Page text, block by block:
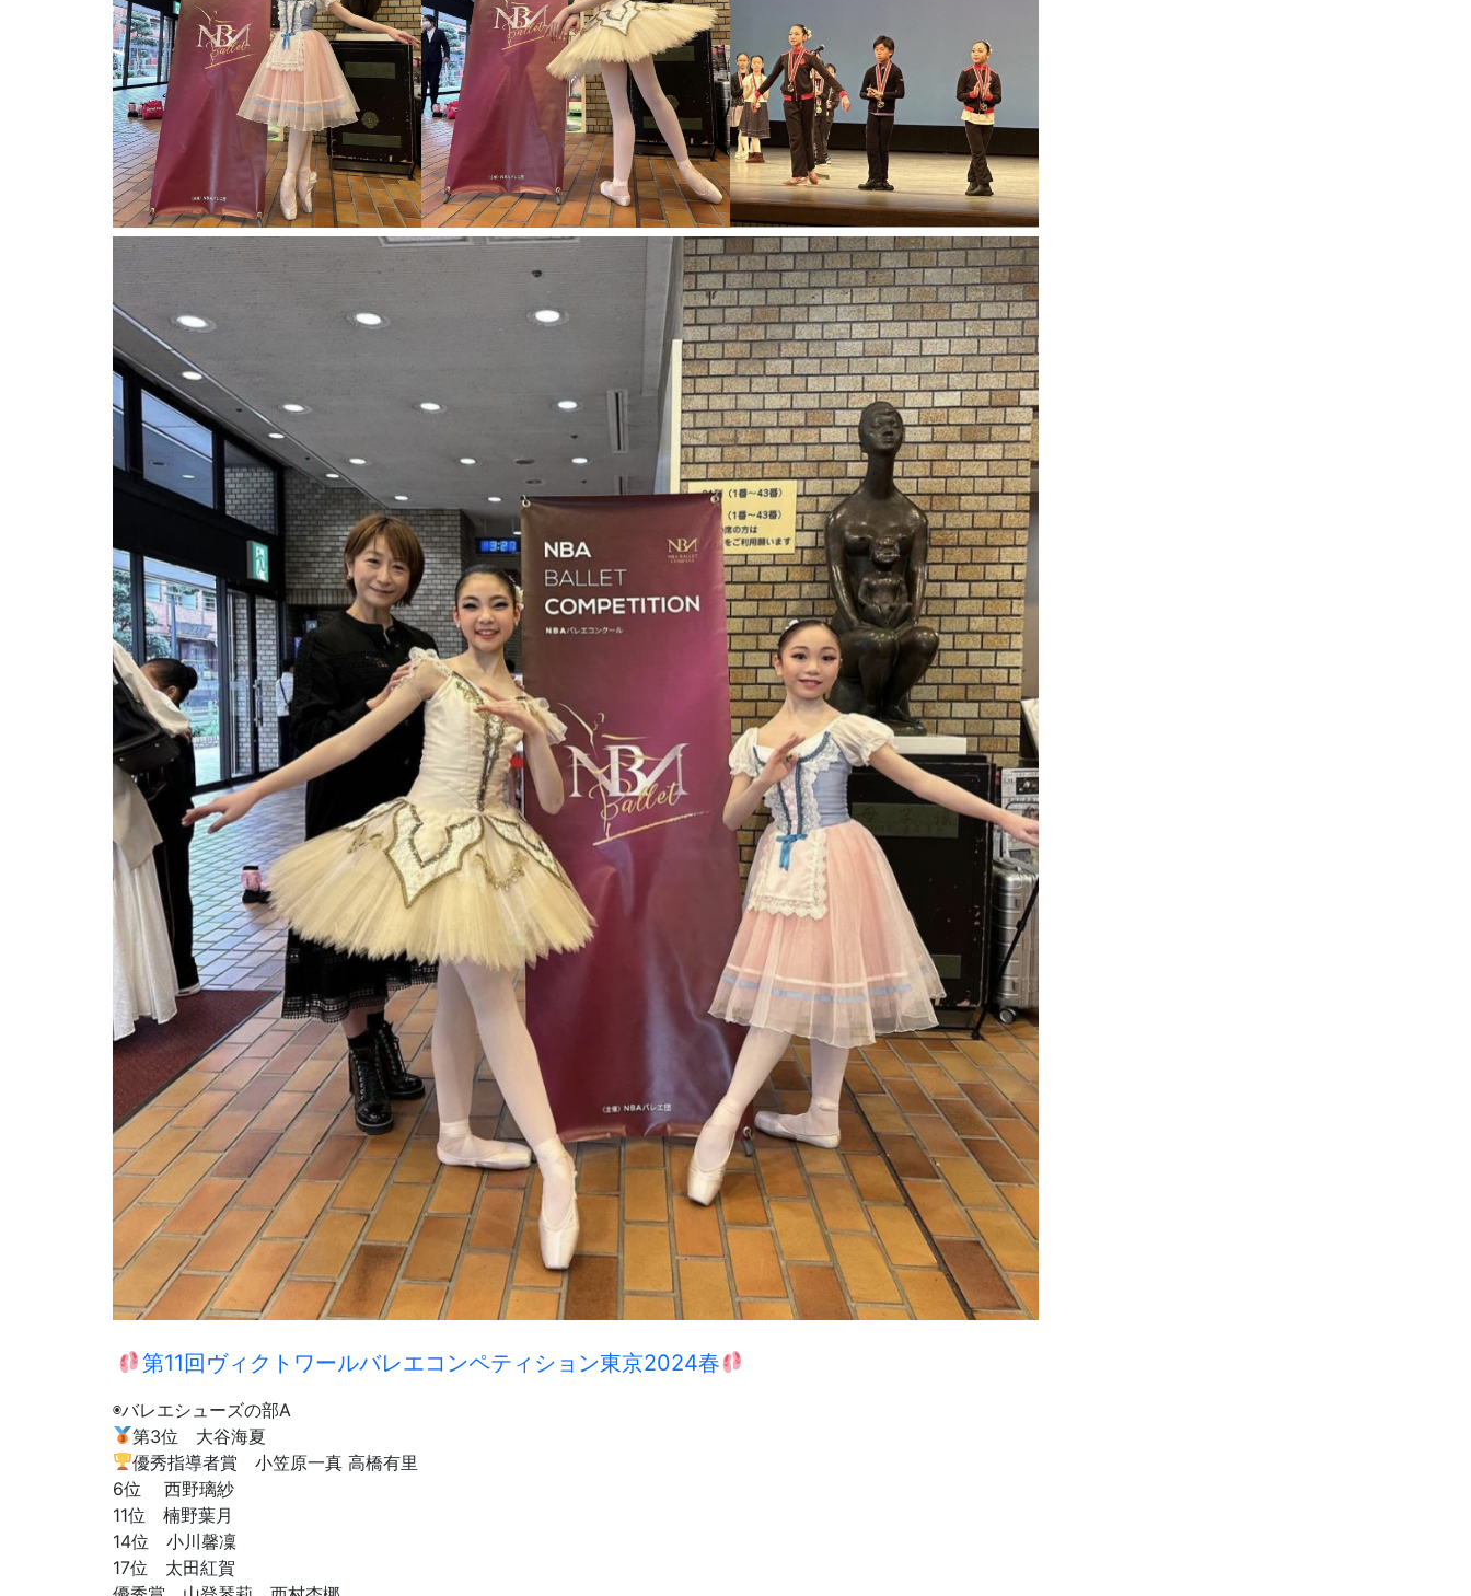
第11回ヴィクトワールバレエコンペティション東京2024春
◉バレエシューズの部A
第3位 大谷海夏
優秀指導者賞 小笠原一真 高橋有里
6位 西野璃紗
11位 楠野葉月
14位 小川馨凜
17位 太田紅賀